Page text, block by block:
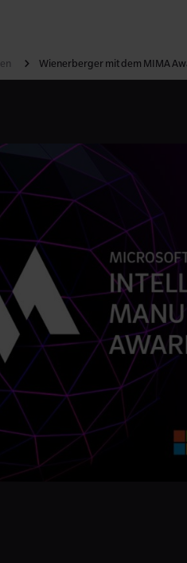
Wienerberger mit dem MIMA